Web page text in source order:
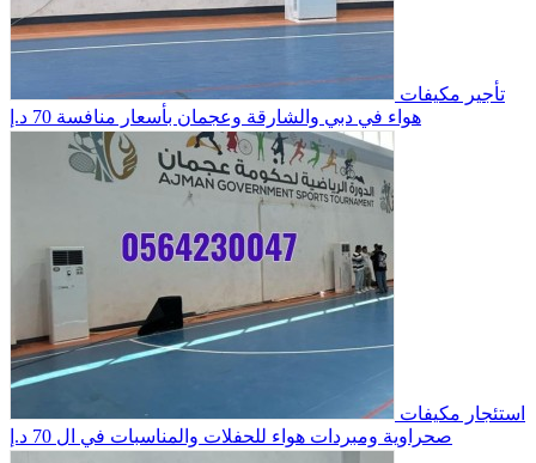
تأجير مكيفات
هواء في دبي والشارقة وعجمان بأسعار منافسة 70 د.إ
استئجار مكيفات
صحراوية ومبردات هواء للحفلات والمناسبات في ال 70 د.إ